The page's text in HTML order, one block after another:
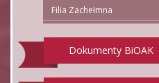
Filia Zachełmna
Dokumenty BiOAK